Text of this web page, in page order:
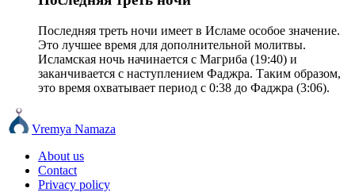
Последняя треть ночи имеет в Исламе особое значение.
Это лучшее время для дополнительной молитвы.
Исламская ночь начинается с Магриба (19:40) и
заканчивается с наступлением Фаджра. Таким образом,
это время охватывает период с 0:38 до Фаджра (3:06).
Vremya Namaza
About us
Contact
Privacy policy